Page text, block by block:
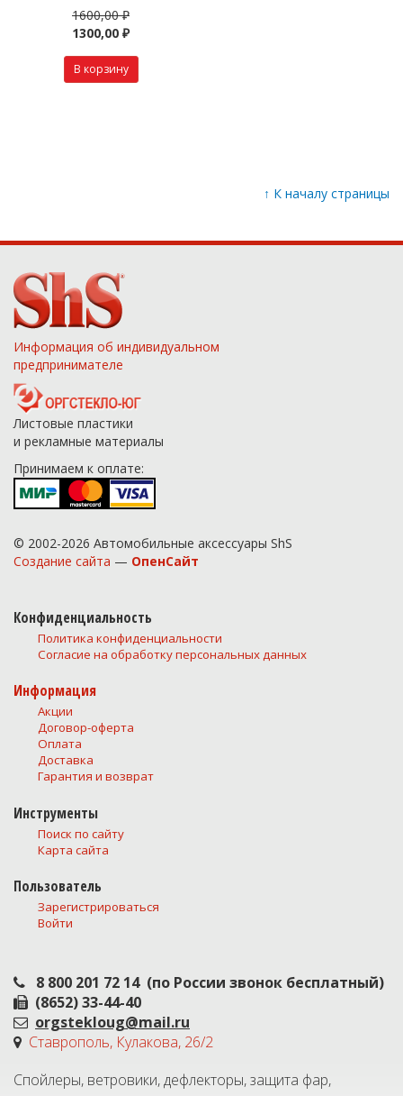
1600,00 ₽
1300,00 ₽
↑ К началу страницы
Информация об индивидуальном
предпринимателе
Листовые пластики
и рекламные материалы
Принимаем к оплате:
© 2002-2026 Автомобильные аксессуары ShS
Создание сайта — ОпенСайт
Конфиденциальность
Политика конфиденциальности
Согласие на обработку персональных данных
Информация
Акции
Договор-оферта
Оплата
Доставка
Гарантия и возврат
Инструменты
Поиск по сайту
Карта сайта
Пользователь
Зарегистрироваться
Войти
8 800 201 72 14 (по России звонок бесплатный)
(8652) 33-44-40
orgstekloug@mail.ru
Ставрополь, Кулакова, 26/2
Спойлеры, ветровики, дефлекторы, защита фар,